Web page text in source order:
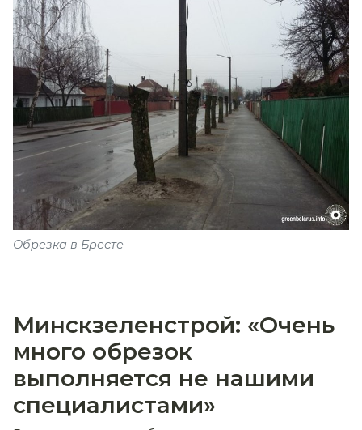
Обрезка в Бресте
Минскзеленстрой: «Очень
много обрезок
выполняется не нашими
специалистами»